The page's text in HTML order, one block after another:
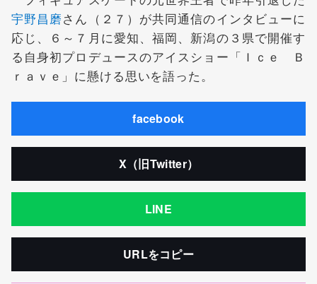
宇野昌磨さん（２７）が共同通信のインタビューに
応じ、６～７月に愛知、福岡、新潟の３県で開催す
る自身初プロデュースのアイスショー「Ｉｃｅ Ｂ
ｒａｖｅ」に懸ける思いを語った。
facebook
X（旧Twitter）
LINE
URLをコピー